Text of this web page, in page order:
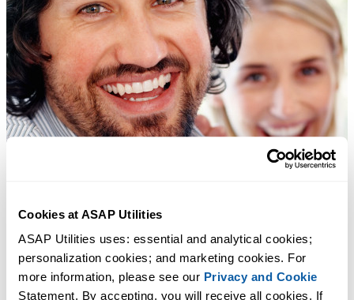
Cookies at ASAP Utilities
ASAP Utilities uses: essential and analytical cookies;
personalization cookies; and marketing cookies. For
more information, please see our Privacy and Cookie
Statement. By accepting, you will receive all cookies. If